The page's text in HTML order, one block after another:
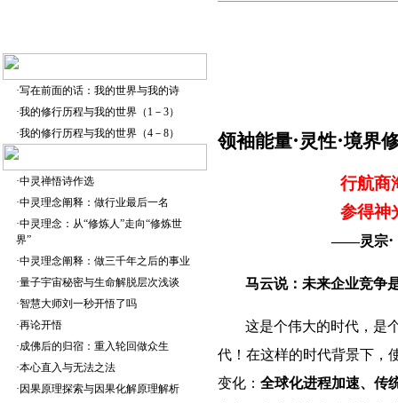
·写在前面的话：我的世界与我的诗
·我的修行历程与我的世界（1－3）
·我的修行历程与我的世界（4－8）
·中灵禅悟诗作选
·中灵理念阐释：做行业最后一名
·中灵理念：从“修炼人”走向“修炼世
界”
·中灵理念阐释：做三千年之后的事业
·量子宇宙秘密与生命解脱层次浅谈
·智慧大师刘一秒开悟了吗
·再论开悟
·成佛后的归宿：重入轮回做众生
·本心直入与无法之法
· 因果原理探索与因果化解原理解析
领袖能量·灵性·境界
行航商
参得神
——灵宗·
马云说：未来企业竞争
这是个伟大的时代，是
代！在这样的时代背景下，
变化： 全球化进程加速、传